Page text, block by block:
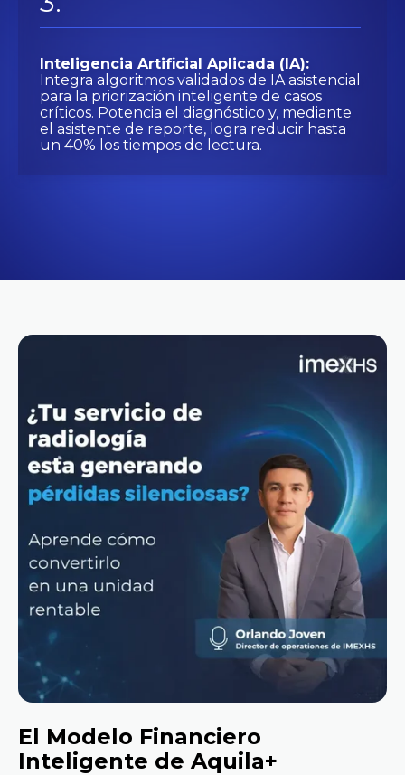
Inteligencia Artificial Aplicada (IA):
Integra algoritmos validados de IA asistencial
para la priorización inteligente de casos
críticos. Potencia el diagnóstico y, mediante
el asistente de reporte, logra reducir hasta
un 40% los tiempos de lectura.
El Modelo Financiero
Inteligente de Aquila+